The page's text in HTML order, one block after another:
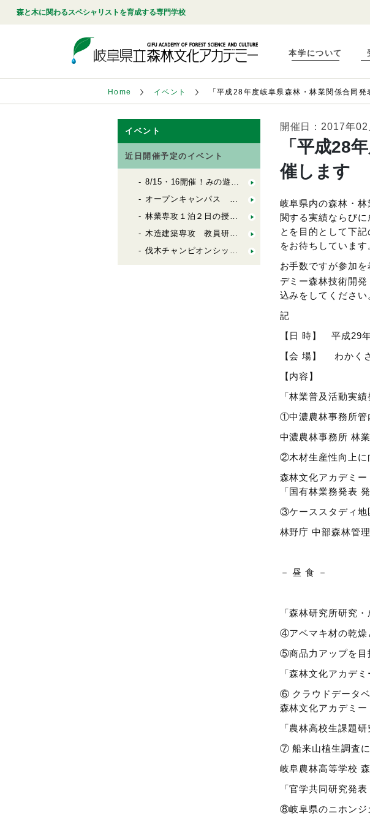
森と木に関わるスペシャリストを育成する専門学校
本学について
Home イベント 「平成28年度岐阜県森林・林業関係合同
イベント
近日開催予定のイベント
8/15・16開催！みの遊学（森林文化アカデミー×ののの案内所 合同企画）
オープンキャンパス 8月16日（日）
林業専攻１泊２日の授業体験ツアー！
木造建築専攻 教員研究･活動 報告会2026
伐木チャンピオンシップin岐阜開催!
開催日：2017年
「平成28
催します
岐阜県内の森林・
関する実績ならび
とを目的として下
をお待ちしています
お手数ですが参加
デミー森林技術開
込みをしてください
記
【日 時】 平成29
【会 場】 わかく
【内容】
「林業普及活動実
①中濃農林事務所管
中濃農林事務所 林
②木材生産性向上に
森林文化アカデミ
「国有林業務発表
③ケーススタディ地
林野庁 中部森林管
－ 昼 食 －
「森林研究所研究
④アベマキ材の乾
⑤商品力アップを
「森林文化アカデ
⑥ クラウドデータ
森林文化アカデミ
「農林高校生課題
⑦ 船来山植生調査に
岐阜農林高等学校
「官学共同研究発
⑧岐阜県のニホンジ